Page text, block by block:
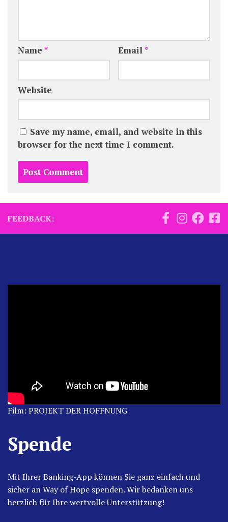
Name * Email *
Website
Save my name, email, and website in this
browser for the next time I comment.
FEEDBACK:
Film: PROJEKT DER HOFFNUNG
Spende
Mit Ihrer Banking-App können Sie ganz einfach und
sicher an Way of Hope spenden. Wir bedanken uns
herzlich für Ihre wertvolle Unterstützung!